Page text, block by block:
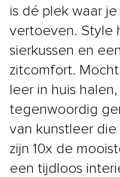
is dé plek waar
vertoeven. Style
sierkussen en
zitcomfort.
leer in huis
tegenwoordig
van kunstleer
zijn 10x de
een tijdloos